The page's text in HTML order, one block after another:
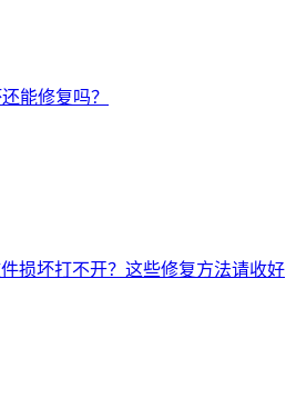
能修复吗？
损坏打不开？这些修复方法请收好